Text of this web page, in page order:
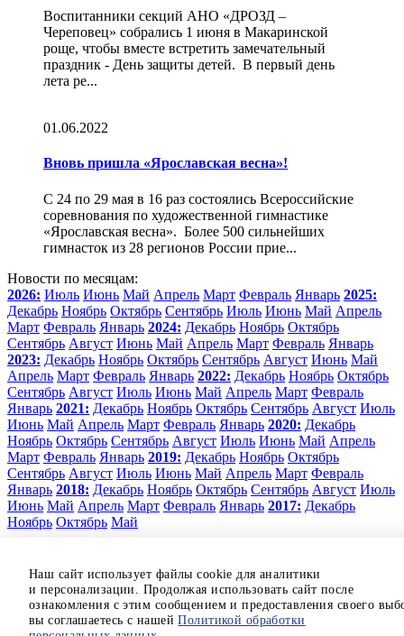
Воспитанники секций АНО «ДРОЗД –
Череповец» собрались 1 июня в Макаринской
роще, чтобы вместе встретить замечательный
праздник - День защиты детей. В первый день
лета ре...
01.06.2022
Вновь пришла «Ярославская весна»!
С 24 по 29 мая в 16 раз состоялись Всероссийские
соревнования по художественной гимнастике
«Ярославская весна». Более 500 сильнейших
гимнасток из 28 регионов России прие...
Новости по месяцам:
2026: Июль Июнь Май Апрель Март Февраль Январь 2025:
Декабрь Ноябрь Октябрь Сентябрь Июль Июнь Май Апрель
Март Февраль Январь 2024: Декабрь Ноябрь Октябрь
Сентябрь Август Июнь Май Апрель Март Февраль Январь
2023: Декабрь Ноябрь Октябрь Сентябрь Август Июнь Май
Апрель Март Февраль Январь 2022: Декабрь Ноябрь Октябрь
Сентябрь Август Июль Июнь Май Апрель Март Февраль
Январь 2021: Декабрь Ноябрь Октябрь Сентябрь Август Июль
Июнь Май Апрель Март Февраль Январь 2020: Декабрь
Ноябрь Октябрь Сентябрь Август Июль Июнь Май Апрель
Март Февраль Январь 2019: Декабрь Ноябрь Октябрь
Сентябрь Август Июль Июнь Май Апрель Март Февраль
Январь 2018: Декабрь Ноябрь Октябрь Сентябрь Август Июль
Июнь Май Апрель Март Февраль Январь 2017: Декабрь
Ноябрь Октябрь Май
О нас
Отзывы
Мониторинг здоровья
Контакты
Наш сайт использует файлы cookie для аналитики
и персонализации. Продолжая использовать сайт после
ознакомления с этим сообщением и предоставления своего
вы соглашаетесь с нашейПолитикой обработки